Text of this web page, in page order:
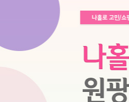
를 오픈하였습니다.
새롭게 오픈 하였습니다.
념! 문화상품권 증정 이벤트
아쿠아2 비데 IPX7 방수 필터없는 직수형 건조기능
텐노즐 IPX5 방수형 전자식비데 코나에코홈
오픈 이어 블루투스 이어폰
치 포터블 디스플레이
15U50T-GR3CK